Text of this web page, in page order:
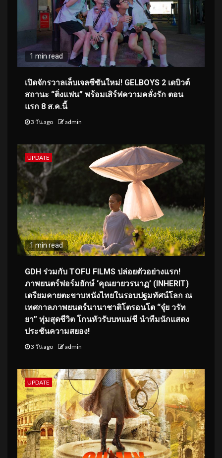
1 min read
เปิดจักรวาลเล็บเจลซีซันใหม่! GELBOYS 2 เดบิวต์
สถานะ “ติ่งแฟน” พร้อมเสิร์ฟความคลั่งรัก ตอน
แรก 8 ส.ค.นี้
3 วัน ago admin
UPDATE
1 min read
GDH ร่วมกับ TOFU FILMS ปล่อยตัวอย่างแรก!
ภาพยนตร์ฟอร์มยักษ์ ‘คุณยายวรนาฏ’ (INHERIT)
เตรียมคายตะขาบหนังไทยในรอบปฐมทัศน์โลก ณ
เทศกาลภาพยนตร์นานาชาติโตรอนโต “จุ๋ย วรัท
ยา” ทุ่มสุดชีวิต โกนหัวรับบทแม่ชี นำทีมนักแสดง
ประชันความสยอง!
3 วัน ago admin
UPDATE